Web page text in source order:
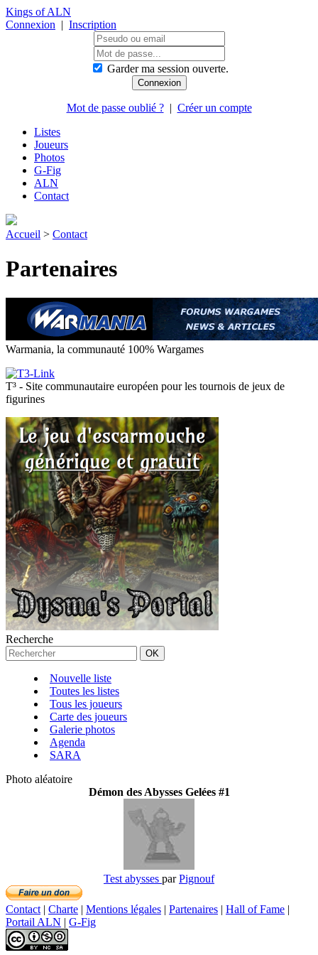
Kings of ALN
Connexion | Inscription
Garder ma session ouverte.
Mot de passe oublié ?| Créer un compte
Listes
Joueurs
Photos
G-Fig
ALN
Contact
Accueil > Contact
Partenaires
Warmania, la communauté 100% Wargames
T³ - Site communautaire européen pour les tournois de jeux de
figurines
Recherche
Nouvelle liste
Toutes les listes
Tous les joueurs
Carte des joueurs
Galerie photos
Agenda
SARA
Photo aléatoire
Démon des Abysses Gelées #1
Test abysses parPignouf
Contact | Charte | Mentions légales | Partenaires | Hall of Fame |
Portail ALN | G-Fig